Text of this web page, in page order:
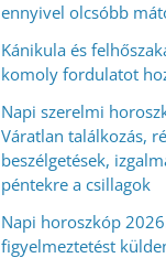
ennyivel olcsóbb
Kánikula és
komoly fordulatot
Napi szerelmi
Váratlan találkozás,
beszélgetések,
péntekre a csillagok
Napi horoszkóp
figyelmeztetést